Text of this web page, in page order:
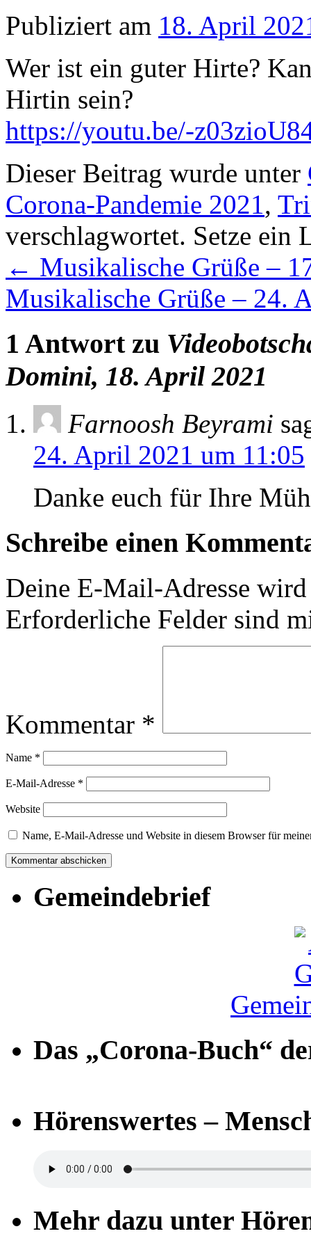
Publiziert am 18. April
Wer ist ein guter Hirte?
Hirtin sein?
https://youtu.be/-
Dieser Beitrag wurde unter
Corona-Pandemie 2021,
verschlagwortet. Setze ein
← Musikalische Grüße –
Musikalische Grüße – 24.
1 Antwort zu
Domini, 18. April 2021
Farnoosh Beyrami
24. April 2021 um 11:05
Danke euch für Ihre
Schreibe einen
Deine E-Mail-Adresse
Erforderliche Felder sind
Kommentar *
Name *
E-Mail-Adresse *
Website
Name, E-Mail-Adresse und Website in diesem Browser für
Gemeindebrief
Das „Corona-Buch“
Hörenswertes –
Mehr dazu unter